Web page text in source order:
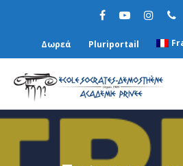
Δωρεά Pluriportail
Hit enter to search or